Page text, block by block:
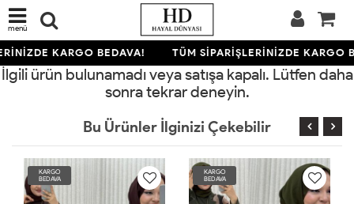
menü
KARGO BEDAVA! TÜM SİPARİŞLERİNİZDE KARGO
İlgili ürün bulunamadı veya satışa kapalı. Lütfen daha
sonra tekrar deneyin.
Bu Ürünler İlginizi Çekebilir
KARGO
BEDAVA
KARGO
BEDAVA